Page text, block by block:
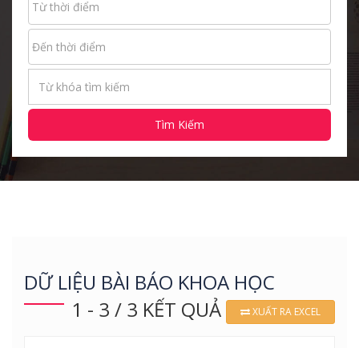
Tìm Kiếm
DỮ LIỆU BÀI BÁO KHOA HỌC
1 - 3 / 3 KẾT QUẢ
XUẤT RA EXCEL